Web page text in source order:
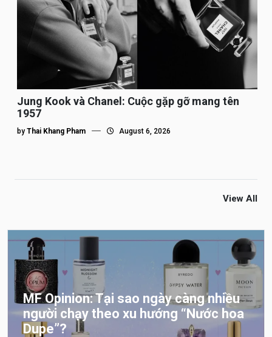
Jung Kook và Chanel: Cuộc gặp gỡ mang tên
1957
by Thai Khang Pham August 6, 2026
View All
MF Opinion: Tại sao ngày càng nhiều
người chạy theo xu hướng “Nước hoa
Dupe”?